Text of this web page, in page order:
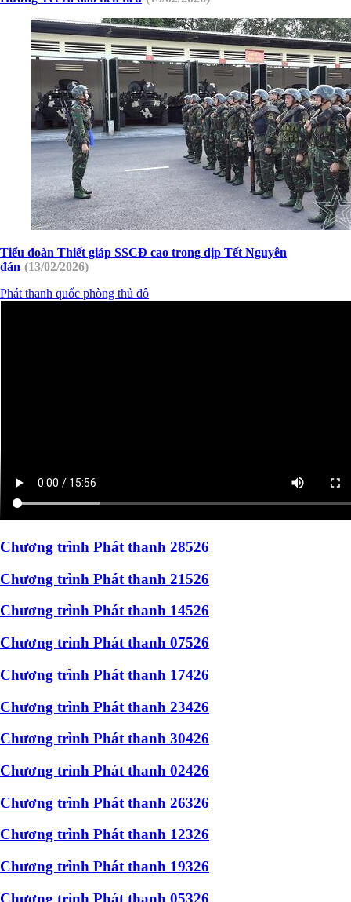
Tiểu đoàn Thiết giáp SSCĐ cao trong dịp Tết Nguyên
đán (13/02/2026)
Phát thanh quốc phòng thủ đô
Chương trình Phát thanh 28526
Chương trình Phát thanh 21526
Chương trình Phát thanh 14526
Chương trình Phát thanh 07526
Chương trình Phát thanh 17426
Chương trình Phát thanh 23426
Chương trình Phát thanh 30426
Chương trình Phát thanh 02426
Chương trình Phát thanh 26326
Chương trình Phát thanh 12326
Chương trình Phát thanh 19326
Chương trình Phát thanh 05326